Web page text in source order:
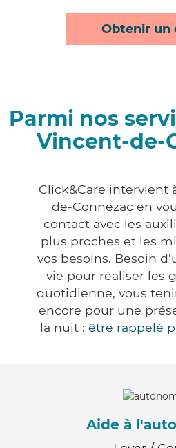
Obtenir un
Parmi nos
Vincent-de-
Click&Care intervient
de-Connezac en
contact avec les
plus proches et les
vos besoins. Besoin
vie pour réaliser les
quotidienne, vous
encore pour une
la nuit : être rappelé
Aide à